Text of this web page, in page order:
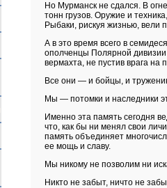
Но Мурманск не сдался. В
тонн грузов. Оружие и
Рыбаки, рискуя жизнью, вели
А в это время всего в
ополченцы Полярной
вермахта, не пустив врага на
Все они — и бойцы, и
Мы — потомки и наследники
Именно эта память сегодня
что, как бы ни менял свои
память объединяет
ее мощь и славу.
Мы никому не позволим ни
Никто не забыт, ничто не